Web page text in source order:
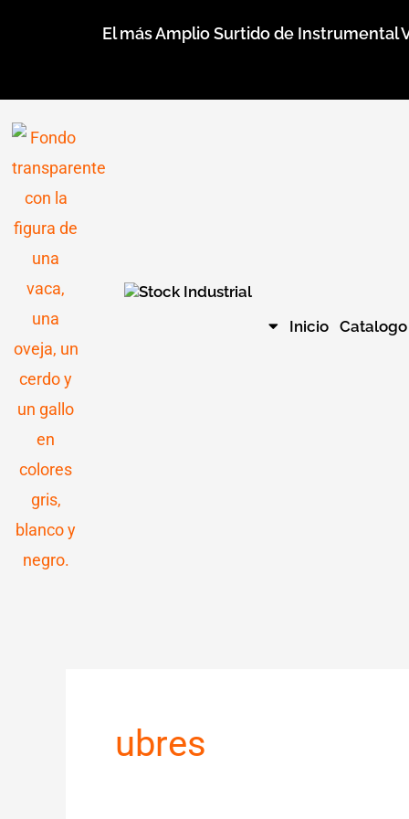
El más Amplio Surtido de Instrumental
Inicio Catalogo
ubres